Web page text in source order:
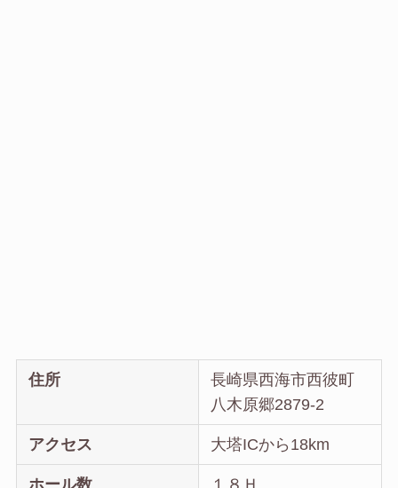
住所
長崎県西海市西彼町
八木原郷2879-2
アクセス 大塔ICから18km
ホール数 １８Ｈ